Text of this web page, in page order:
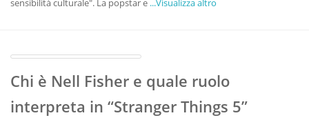
Chi è Nell Fisher e quale ruolo
interpreta in “Stranger Things 5”